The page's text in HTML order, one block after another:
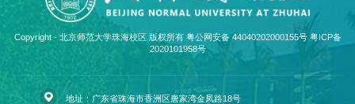
Copyright - 北京师范大学珠海校区 版权所有 粤公网安备 44040202000155号 粤ICP备
2020101958号
地址：广东省珠海市香洲区唐家湾金凤路18号